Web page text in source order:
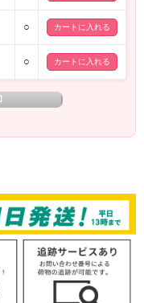
○
○